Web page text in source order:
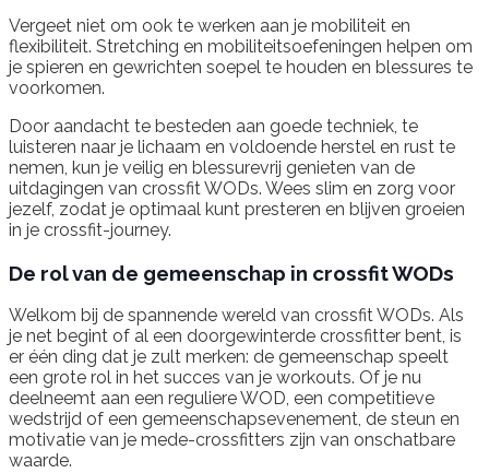
Vergeet niet om ook te werken aan je mobiliteit en
flexibiliteit. Stretching en mobiliteitsoefeningen helpen om
je spieren en gewrichten soepel te houden en blessures te
voorkomen.
Door aandacht te besteden aan goede techniek, te
luisteren naar je lichaam en voldoende herstel en rust te
nemen, kun je veilig en blessurevrij genieten van de
uitdagingen van crossfit WODs. Wees slim en zorg voor
jezelf, zodat je optimaal kunt presteren en blijven groeien
in je crossfit-journey.
De rol van de gemeenschap in crossfit WODs
Welkom bij de spannende wereld van crossfit WODs. Als
je net begint of al een doorgewinterde crossfitter bent, is
er één ding dat je zult merken: de gemeenschap speelt
een grote rol in het succes van je workouts. Of je nu
deelneemt aan een reguliere WOD, een competitieve
wedstrijd of een gemeenschapsevenement, de steun en
motivatie van je mede-crossfitters zijn van onschatbare
waarde.